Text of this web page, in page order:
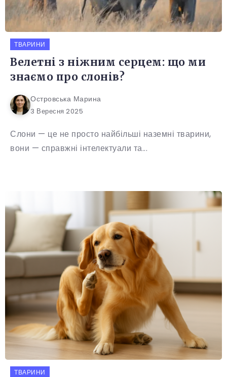
ТВАРИНИ
Велетні з ніжним серцем: що ми
знаємо про слонів?
Островська Марина
3 Вересня 2025
Слони — це не просто найбільші наземні тварини,
вони — справжні інтелектуали та...
ТВАРИНИ